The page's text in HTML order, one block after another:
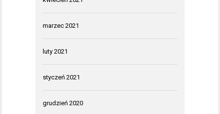
marzec 2021
luty 2021
styczeń 2021
grudzień 2020